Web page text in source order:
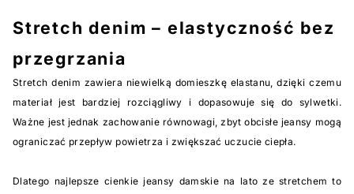
Stretch denim – elastyczność bez
przegrzania
Stretch denim zawiera niewielką domieszkę elastanu, dzięki czemu
materiał jest bardziej rozciągliwy i dopasowuje się do sylwetki.
Ważne jest jednak zachowanie równowagi, zbyt obcisłe jeansy mogą
ograniczać przepływ powietrza i zwiększać uczucie ciepła.
Dlatego najlepsze cienkie jeansy damskie na lato ze stretchem to